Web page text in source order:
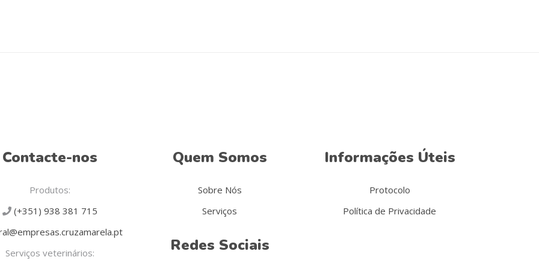
Contacte-nos
Produtos:
(+351) 938 381 715
Serviços veterinários:
Quem Somos
Sobre Nós
Serviços
Redes Sociais
Informações Úteis
Protocolo
Política de Privacidade